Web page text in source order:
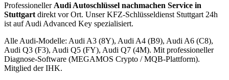
Professioneller Audi Autoschlüssel nachmachen Service in
Stuttgart direkt vor Ort. Unser KFZ-Schlüsseldienst Stuttgart 24h
ist aufAudi Advanced Key spezialisiert.
Alle Audi-Modelle: Audi A3 (8Y), Audi A4 (B9), Audi A6 (C8),
Audi Q3 (F3), Audi Q5 (FY), Audi Q7 (4M). Mit professioneller
Diagnose-Software (MEGAMOS Crypto / MQB-Plattform).
Mitglied der IHK.